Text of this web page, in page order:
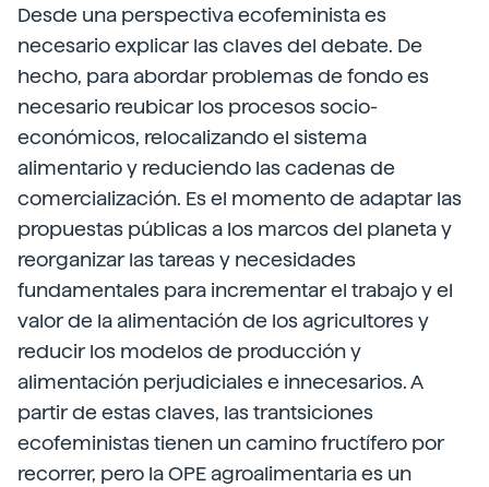
Desde una perspectiva ecofeminista es
necesario explicar las claves del debate. De
hecho, para abordar problemas de fondo es
necesario reubicar los procesos socio-
económicos, relocalizando el sistema
alimentario y reduciendo las cadenas de
comercialización. Es el momento de adaptar las
propuestas públicas a los marcos del planeta y
reorganizar las tareas y necesidades
fundamentales para incrementar el trabajo y el
valor de la alimentación de los agricultores y
reducir los modelos de producción y
alimentación perjudiciales e innecesarios. A
partir de estas claves, las tran­tsiciones
ecofeministas tienen un camino fructífero por
recorrer, pero la OPE agroalimentaria es un